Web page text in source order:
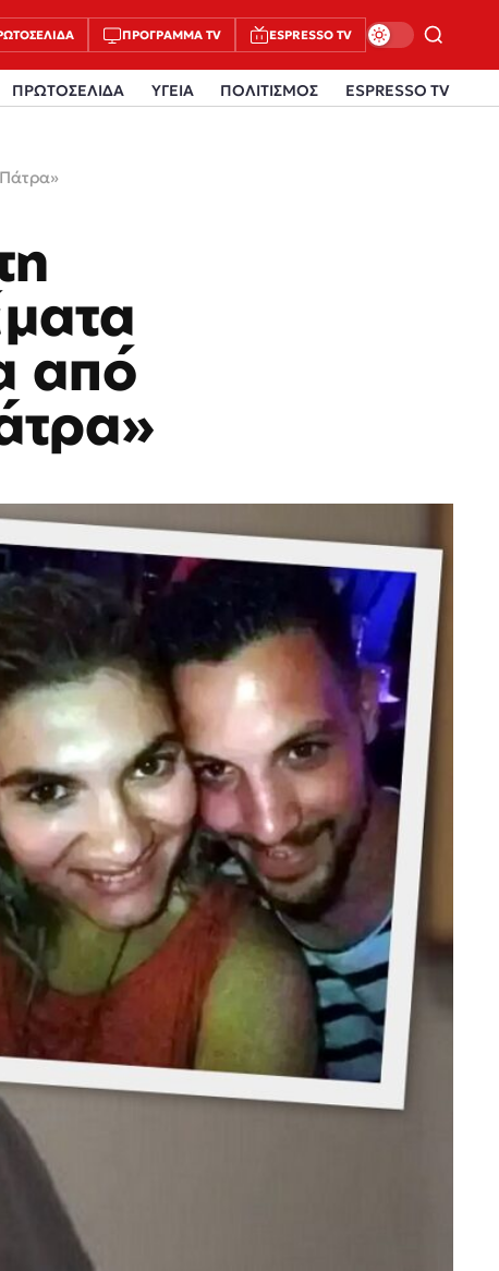
ΠΡΌΓΡΑΜΜΑ TV ESPRESSO TV
ΠΡΩΤΟΣΕΛΙΔΑ ΥΓΕΙΑ ΠΟΛΙΤΙΣΜΟΣ ESPRESSO TV
από